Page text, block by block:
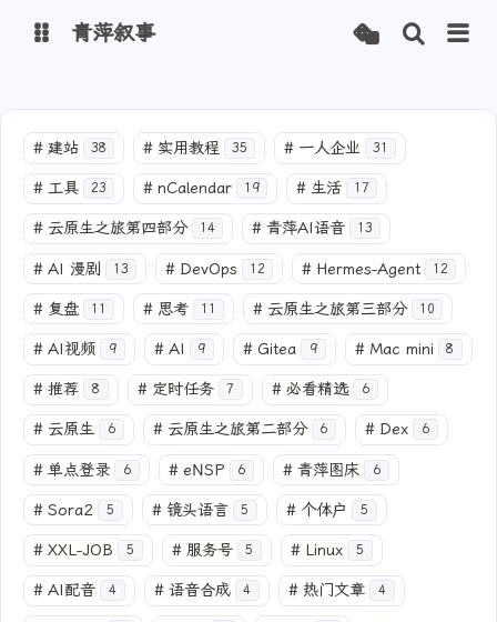
博客
青萍 AI 图床 青萍 AI 视频
青萍 AI 电商 青萍 AI 语音
青萍编辑器 青萍封面
青萍叙事
# 建站 38 # 实用教程 35 # 一人企业 31
# 工具 23 # nCalendar 19 # 生活 17
# 云原生之旅第四部分 14 # 青萍AI语音 13
# AI 漫剧 13 # DevOps 12 # Hermes-Agent 12
# 复盘 11 # 思考 11 # 云原生之旅第三部分 10
# AI视频 9 # AI 9 # Gitea 9 # Mac mini 8
# 推荐 8 # 定时任务 7 # 必看精选 6
# 云原生 6 # 云原生之旅第二部分 6 # Dex 6
# 单点登录 6 # eNSP 6 # 青萍图床 6
# Sora2 5 # 镜头语言 5 # 个体户 5
# XXL-JOB 5 # 服务号 5 # Linux 5
# AI配音 4 # 语音合成 4 # 热门文章 4